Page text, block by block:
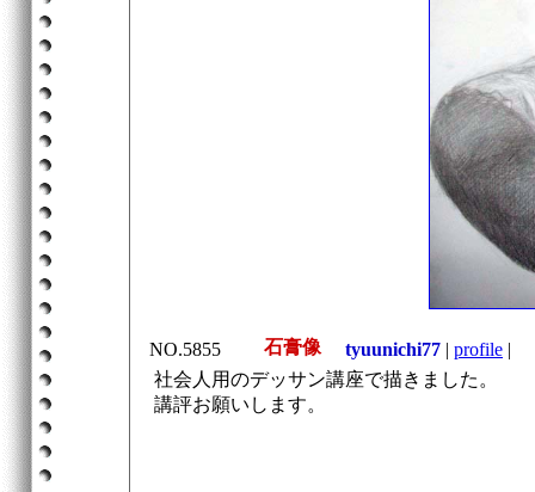
NO.5855 石膏像 tyuunichi77 | profile |
社会人用のデッサン講座で描きました。
講評お願いします。